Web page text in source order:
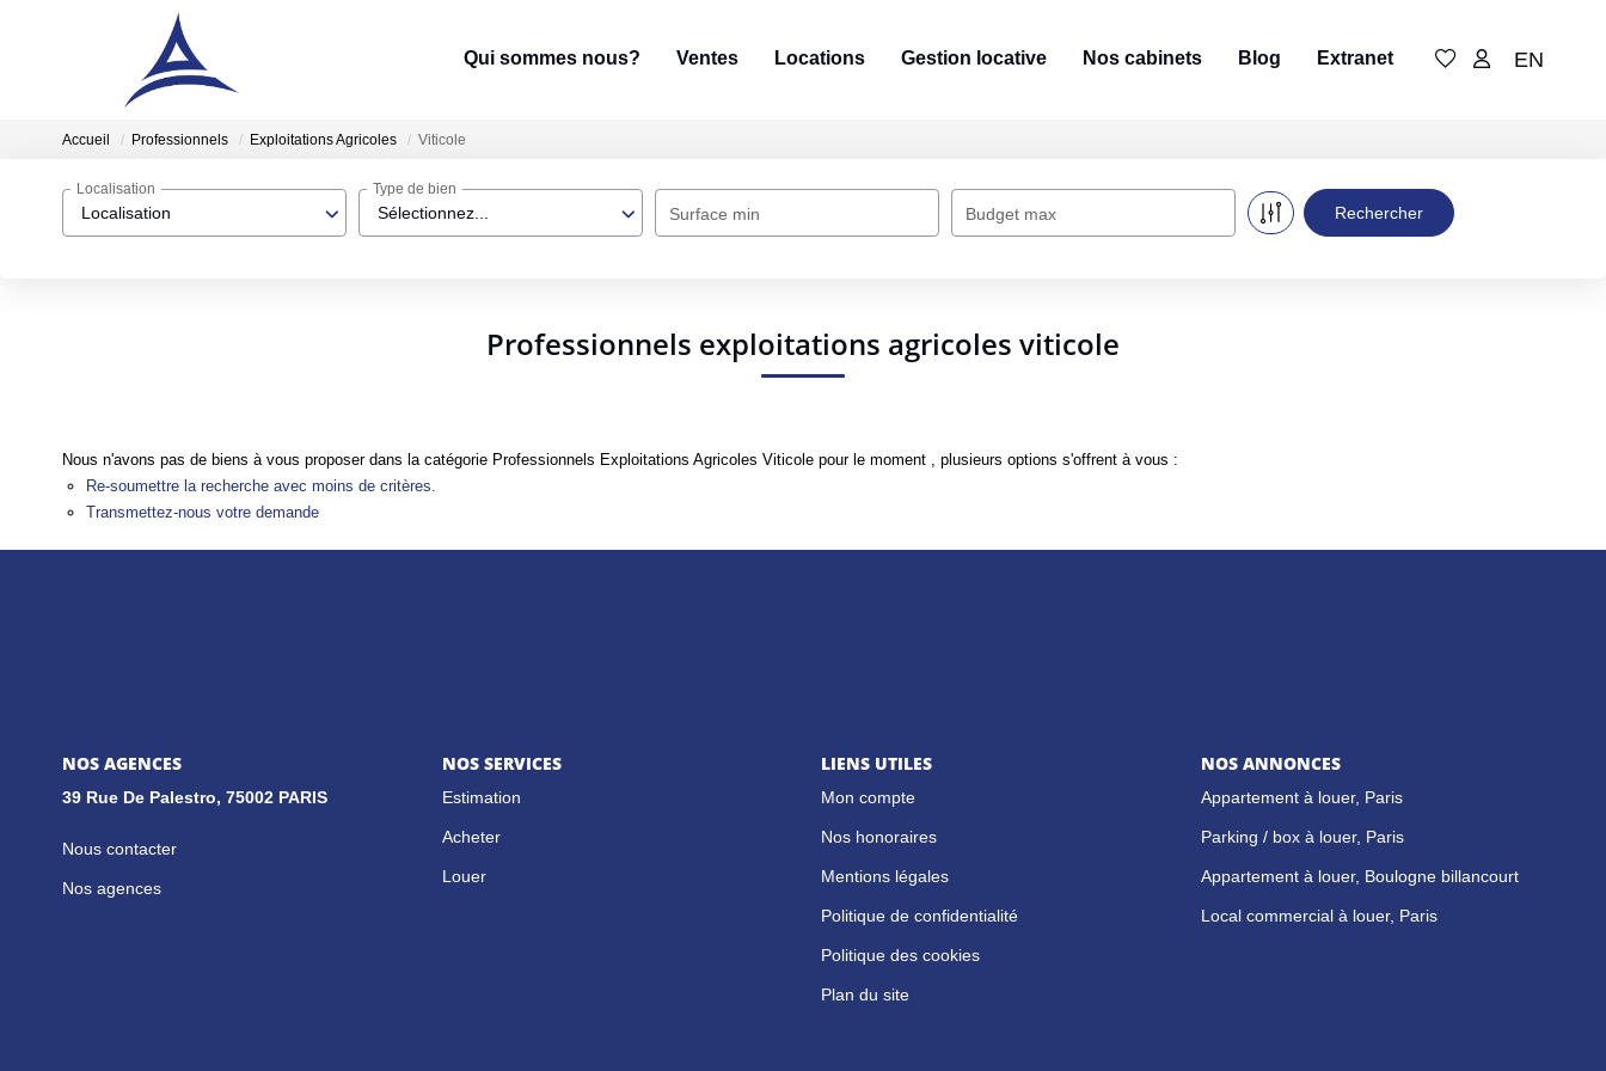
Qui sommes nous? Ventes Locations Gestion locative Nos cabinets Blog Extranet EN
Accueil Professionnels Exploitations Agricoles Viticole
Localisation
Localisation
Sélectionnez...
Type de bien
Surface min Budget max
Professionnels exploitations agricoles viticole
Nous n'avons pas de biens à vous proposer dans la catégorie Professionnels Exploitations Agricoles Viticole pour le moment , plusieurs options s'offrent à vous :
Re-soumettre la recherche avec moins de critères.
Transmettez-nous votre demande
NOS AGENCES
39 Rue De Palestro, 75002 PARIS
Nous contacter
Nos agences
NOS SERVICES
Estimation
Acheter
Louer
LIENS UTILES
Mon compte
Nos honoraires
Mentions légales
Politique de confidentialité
Politique des cookies
Plan du site
NOS ANNONCES
Appartement à louer, Paris
Parking / box à louer, Paris
Appartement à louer, Boulogne billancourt
Local commercial à louer, Paris